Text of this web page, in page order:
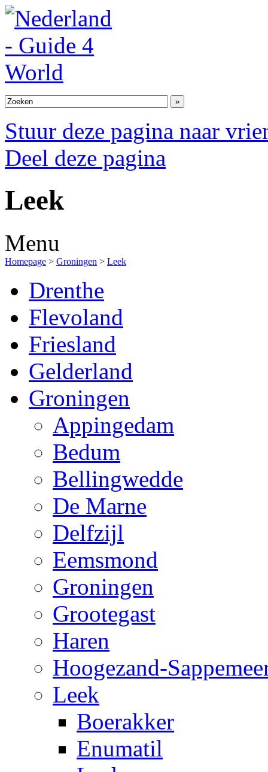
Stuur deze pagina naar
Deel deze pagina
Leek
Menu
Homepage > Groningen > Leek
Drenthe
Flevoland
Friesland
Gelderland
Groningen
Appingedam
Bedum
Bellingwedde
De Marne
Delfzijl
Eemsmond
Groningen
Grootegast
Haren
Hoogezand-
Leek
Boerakker
Enumatil